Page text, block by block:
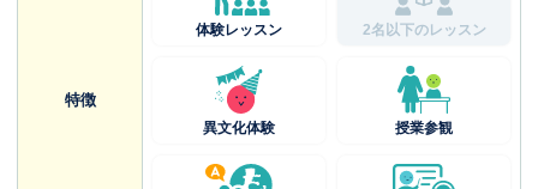
特徴
体験レッスン 2名以下のレッスン
異文化体験 授業参観